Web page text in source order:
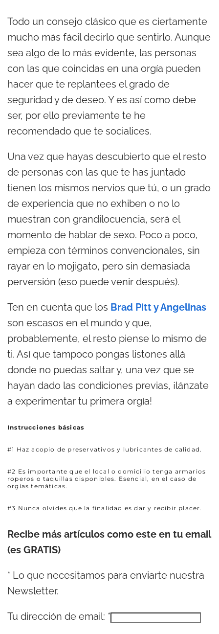
Todo un consejo clásico que es ciertamente
mucho más fácil decirlo que sentirlo. Aunque
sea algo de lo más evidente, las personas
con las que coincidas en una orgía pueden
hacer que te replantees el grado de
seguridad y de deseo. Y es así como debe
ser, por ello previamente te he
recomendado que te socialices.
Una vez que hayas descubierto que el resto
de personas con las que te has juntado
tienen los mismos nervios que tú, o un grado
de experiencia que no exhiben o no lo
muestran con grandilocuencia, será el
momento de hablar de sexo. Poco a poco,
empieza con términos convencionales, sin
rayar en lo mojigato, pero sin demasiada
perversión (eso puede venir después).
Ten en cuenta que los Brad Pitt y Angelinas
son escasos en el mundo y que,
probablemente, el resto piense lo mismo de
ti. Así que tampoco pongas listones allá
donde no puedas saltar y, una vez que se
hayan dado las condiciones previas, ¡lánzate
a experimentar tu primera orgía!
Instrucciones básicas
#1 Haz acopio de preservativos y lubricantes de calidad.
#2 Es importante que el local o domicilio tenga armarios
roperos o taquillas disponibles. Esencial, en el caso de
orgías temáticas.
#3 Nunca olvides que la finalidad es dar y recibir placer.
Recibe más artículos como este en tu email
(es GRATIS)
* Lo que necesitamos para enviarte nuestra
Newsletter.
Tu dirección de email: *